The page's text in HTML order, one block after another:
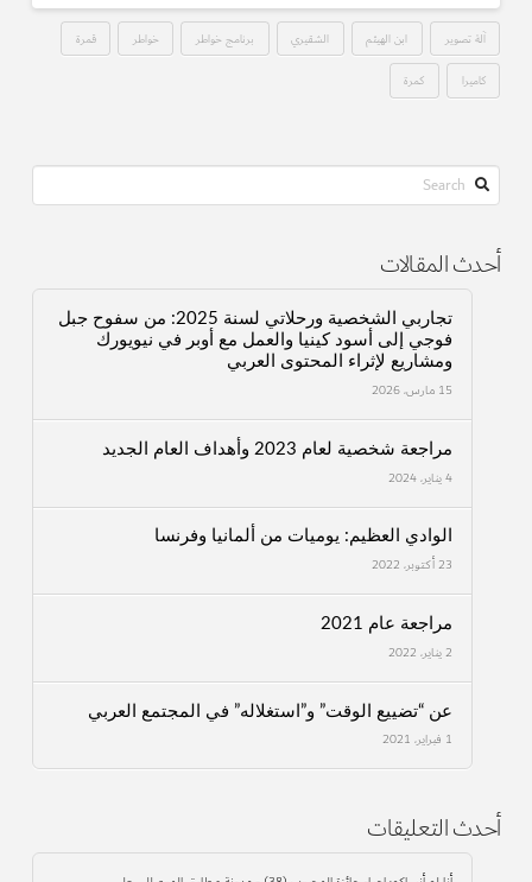
آلة تصوير ابن الهيثم الشقيري برنامج خواطر خواطر قمرة
كاميرا كمرة
Search
أحدث المقالات
تجاربي الشخصية ورحلاتي لسنة 2025: من سفوح جبل
فوجي إلى أسود كينيا والعمل مع أوبر في نيويورك
ومشاريع لإثراء المحتوى العربي
15 مارس، 2026
مراجعة شخصية لعام 2023 وأهداف العام الجديد
4 يناير، 2024
الوادي العظيم: يوميات من ألمانيا وفرنسا
23 أكتوبر، 2022
مراجعة عام 2021
2 يناير، 2022
عن “تضييع الوقت” و”استغلاله” في المجتمع العربي
1 فبراير، 2021
أحدث التعليقات